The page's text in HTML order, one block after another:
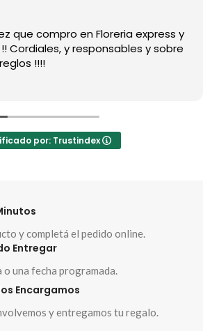
que compro en Floreria express y
Cordiales, y responsables y sobre
!!!!
por: Trustindex
y completá el pedido online.
Entregar
o una fecha programada.
Encargamos
y entregamos tu regalo.